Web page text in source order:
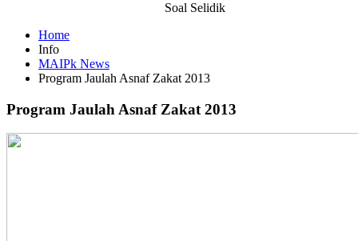
Soal Selidik
Home
Info
MAIPk News
Program Jaulah Asnaf Zakat 2013
Program Jaulah Asnaf Zakat 2013